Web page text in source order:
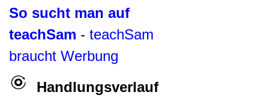
So sucht man auf
teachSam - teachSam
braucht Werbung
Handlungsverlauf